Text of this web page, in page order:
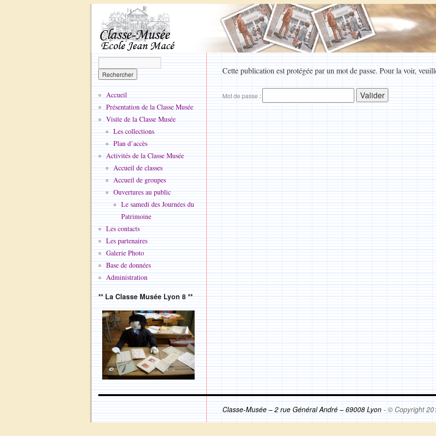
Cette publication est protégée par un mot de passe. Pour la voir,
Mot de passe :
Accueil
Présentation de la Classe Musée
Visite de la Classe Musée
Les collections
Plan d’accès
Activités de la Classe Musée
Accueil de classes
Accueil de groupes
Ouvertures au public
Le samedi des Journées du
Patrimoine
Les contacts
Les partenaires
Galerie Photo
Base de données
Administration
** La Classe Musée Lyon 8 **
Classe-Musée – 2 rue Général André – 69008 Lyon- © Copyright